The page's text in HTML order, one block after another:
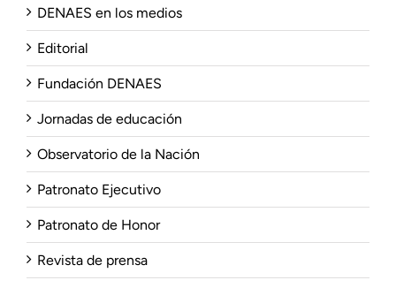
DENAES en los medios
Editorial
Fundación DENAES
Jornadas de educación
Observatorio de la Nación
Patronato Ejecutivo
Patronato de Honor
Revista de prensa